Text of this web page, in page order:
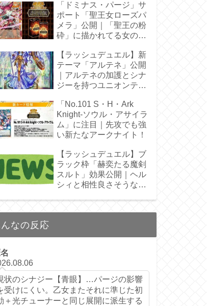
「ドミナス・パージ」サ
ポート「聖王女ローズパ
メラ」公開｜「聖王の粉
砕」に描かれてる女の子
【ラッシュデュエル】新
テーマ「アルテネ」公開
｜アルテネの加護とシナ
ジーを持つユニオンテー
「No.101 S・H・Ark
Knight-ソウル・アサイラ
ム」に注目｜先攻でも強
い新たなアークナイト！
【ラッシュデュエル】ブ
ラック枠「赫奕たる魔剣
スルト」効果公開｜ヘル
シィと相性良さそうなレ
なの反応
状のシナジー【青眼】…パージの影響
受けにくい。乙女またそれに準じた初
＋光チューナーと同じ展開に派生する